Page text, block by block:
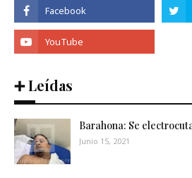
➕ Leídas
Barahona: Se
Junio 15, 2021